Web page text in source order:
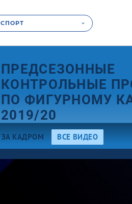
СПОРТ
ПРЕДСЕЗОННЫЕ
КОНТРОЛЬНЫЕ
ПО ФИГУРНОМУ
2019/20
ЗА КАДРОМ ВСЕ ВИДЕО